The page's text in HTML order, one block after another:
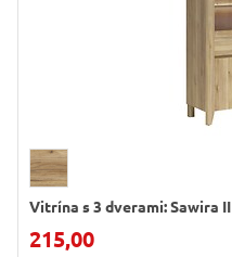
Vitrína s 3 dverami: Sawira II
215,00